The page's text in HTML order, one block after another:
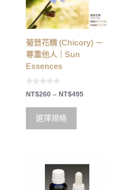
菊苣花精 (Chicory) －
尊重他人｜Sun
Essences
0
o
5
NT$260 – NT$495
選擇規格